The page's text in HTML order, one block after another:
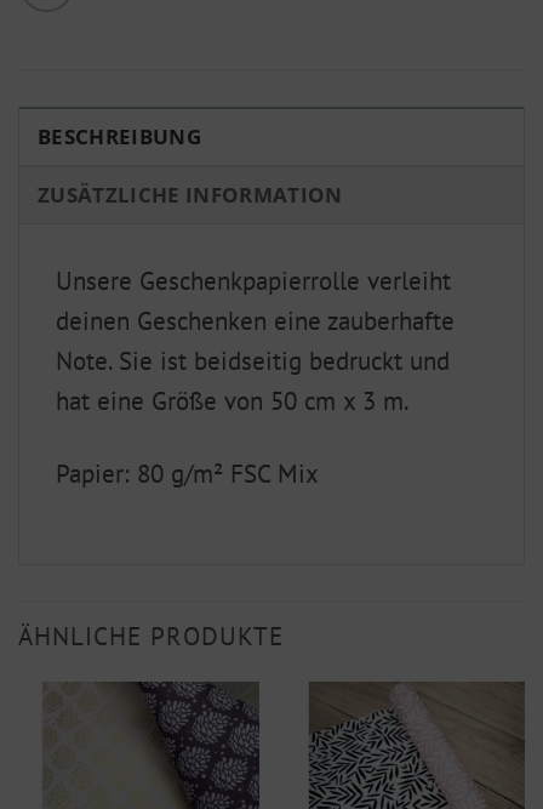
BESCHREIBUNG
ZUSÄTZLICHE INFORMATION
Unsere Geschenkpapierrolle verleiht
deinen Geschenken eine zauberhafte
Note. Sie ist beidseitig bedruckt und
hat eine Größe von 50 cm x 3 m.
Papier: 80 g/m² FSC Mix
ÄHNLICHE PRODUKTE